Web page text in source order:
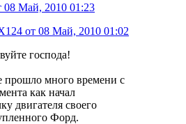
08 Май, 2010 01:23
от 08 Май, 2010 01:02
господа!
прошло много времени с
как начал
двигателя своего
Форд.